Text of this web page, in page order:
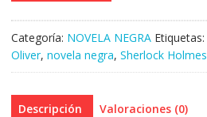
Categoría: NOVELA NEGRA Etiquetas:
Oliver, novela negra, Sherlock Holmes
Descripción Valoraciones (0)